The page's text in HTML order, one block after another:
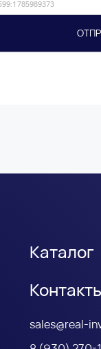
Каталог
sales@real-